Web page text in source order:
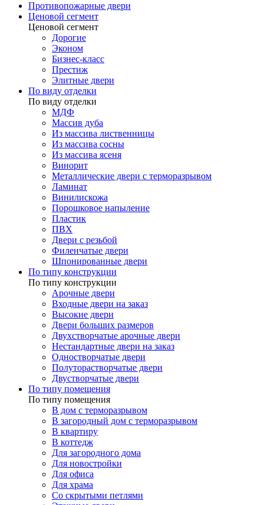
Противопожарные двери
Ценовой сегмент
Ценовой сегмент
Дорогие
Эконом
Бизнес-класс
Престиж
Элитные двери
По виду отделки
По виду отделки
МДФ
Массив дуба
Из массива лиственницы
Из массива сосны
Из массива ясеня
Винорит
Металлические двери с терморазрывом
Ламинат
Винилискожа
Порошковое напыление
Пластик
ПВХ
Двери с резьбой
Филенчатые двери
Шпонированные двери
По типу конструкции
По типу конструкции
Арочные двери
Входные двери на заказ
Высокие двери
Двери больших размеров
Двухстворчатые арочные двери
Нестандартные двери на заказ
Одностворчатые двери
Полуторастворчатые двери
Двустворчатые двери
По типу помещения
По типу помещения
В дом с терморазрывом
В загородный дом с терморазрывом
В квартиру
В коттедж
Для загородного дома
Для новостройки
Для офиса
Для храма
Со скрытыми петлями